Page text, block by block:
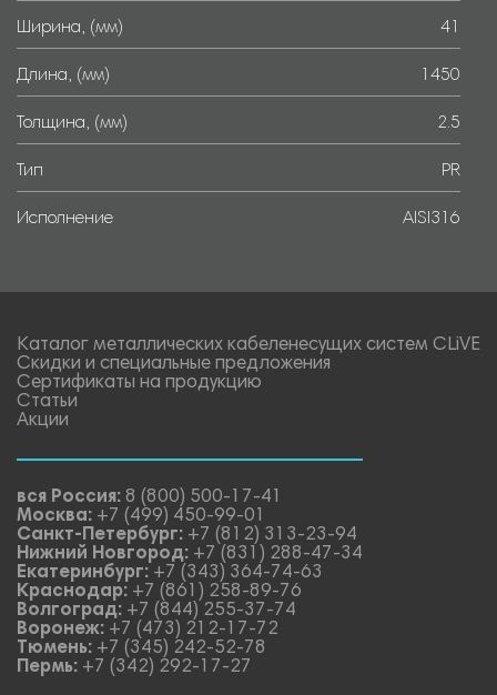
Ширина, (мм) 41
Длина, (мм) 1450
Толщина, (мм) 2.5
Тип PR
Исполнение AISI316
Каталог металлических кабеленесущих систем CLiVE
Скидки и специальные предложения
Сертификаты на продукцию
Статьи
Акции
вся Россия: 8 (800) 500-17-41
Москва: +7 (499) 450-99-01
Санкт-Петербург: +7 (812) 313-23-94
Нижний Новгород: +7 (831) 288-47-34
Екатеринбург: +7 (343) 364-74-63
Краснодар: +7 (861) 258-89-76
Волгоград: +7 (844) 255-37-74
Воронеж: +7 (473) 212-17-72
Тюмень: +7 (345) 242-52-78
Пермь: +7 (342) 292-17-27